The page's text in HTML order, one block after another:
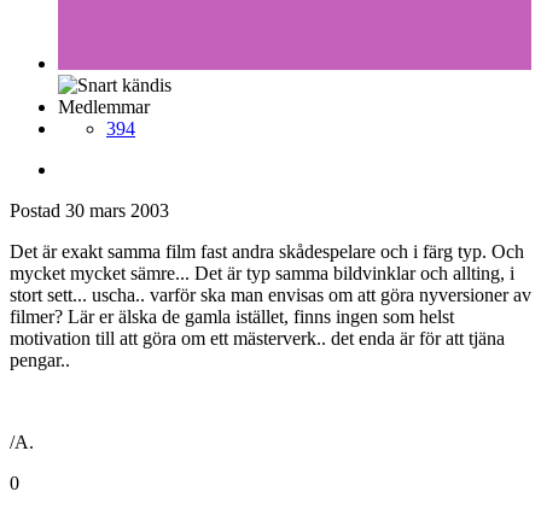
Medlemmar
394
Postad 30 mars 2003
Det är exakt samma film fast andra skådespelare och i färg typ. Och
mycket mycket sämre... Det är typ samma bildvinklar och allting, i
stort sett... uscha.. varför ska man envisas om att göra nyversioner av
filmer? Lär er älska de gamla istället, finns ingen som helst
motivation till att göra om ett mästerverk.. det enda är för att tjäna
pengar..
/A.
0